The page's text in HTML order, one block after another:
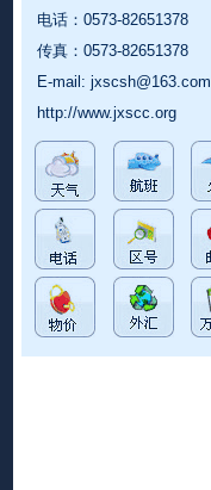
电话：0573-82651378
传真：0573-82651378
E-mail: jxscsh@163.com
http://www.jxscc.org